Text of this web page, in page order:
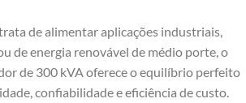
de alimentar aplicações industriais,
de energia renovável de médio porte, o
de 300 kVA oferece o equilíbrio perfeito
confiabilidade e eficiência de custo.